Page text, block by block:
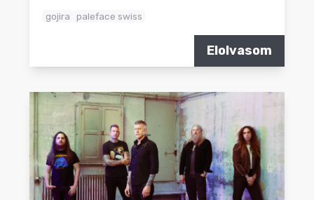
gojira paleface swiss
Elolvasom